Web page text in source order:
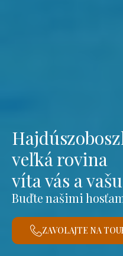
veľká rovina
víta vás a
Buďte našimi
ZAVOLAJTE NA